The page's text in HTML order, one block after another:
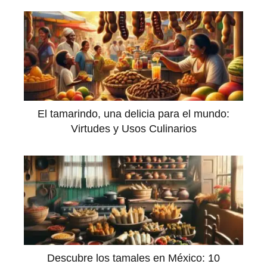
El tamarindo, una delicia para el mundo:
Virtudes y Usos Culinarios
Descubre los tamales en México: 10